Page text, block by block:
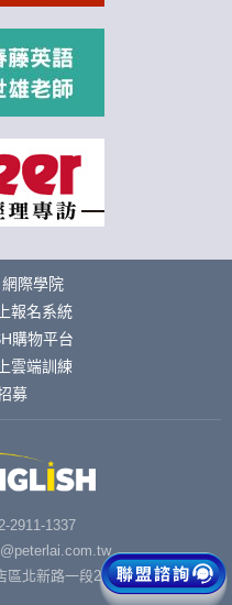
際學院
報名系統
購物平台
雲端訓練
募
2911-1337
區北新路一段291號6樓